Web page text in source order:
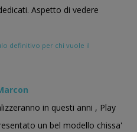
Aspetto di vedere
definitivo per chi vuole il
in questi anni , Play
un bel modello chissa'